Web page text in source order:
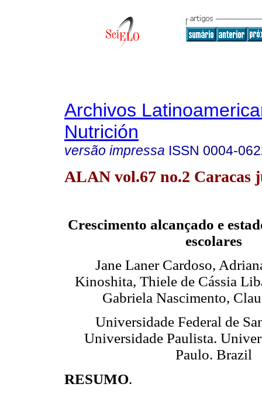
Archivos
Nutrición
versão impressa ISSN 0004-
ALAN vol.67 no.2 Caracas
Crescimento alcançado e
escolares
Jane Laner Cardoso,
Kinoshita, Thiele de Cássia
Gabriela Nascimento,
Universidade Federal de
Universidade Paulista.
Paulo. Brazil
RESUMO.